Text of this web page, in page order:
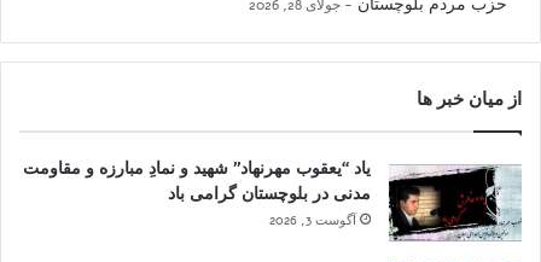
جولای 28, 2026
از میان خبر ها
یاد “یعقوب مهرنهاد” شهید و نمادِ مبارزه و مقاومت
مدنی در بلوچستان گرامی باد
آگوست 3, 2026